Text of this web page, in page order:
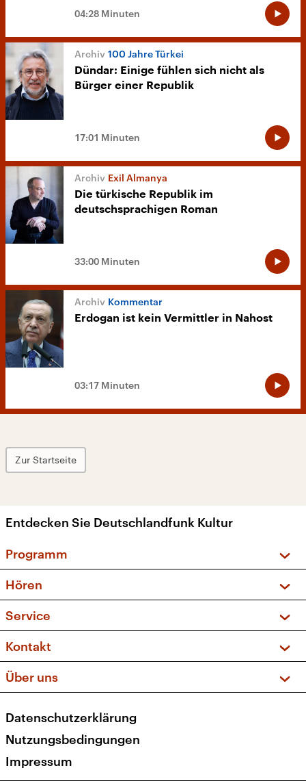
04:28 Minuten
100 Jahre Türkei
Dündar: Einige fühlen sich nicht als
Bürger einer Republik
17:01 Minuten
Exil Almanya
Die türkische Republik im
deutschsprachigen Roman
33:00 Minuten
Kommentar
Erdogan ist kein Vermittler in Nahost
03:17 Minuten
Zur Startseite
Entdecken Sie Deutschlandfunk Kultur
Programm
Sendungen und Podcasts
Musikliste
Kakadu – Das Kinderprogramm
Hören
Frequenzen (UKW + DAB+)
Service
FAQ
Apps
Newsletter
Kontakt
Social Media
Über uns
Presse
Karriere
Transparenz
Datenschutzerklärung
Nutzungsbedingungen
Impressum